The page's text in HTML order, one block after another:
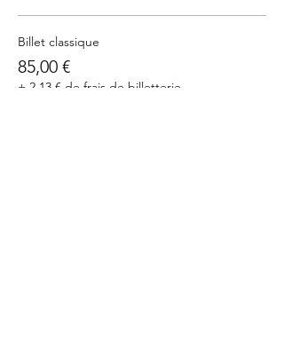
Billet classique
85,00 €
+ 2,13 € de frais de billetterie